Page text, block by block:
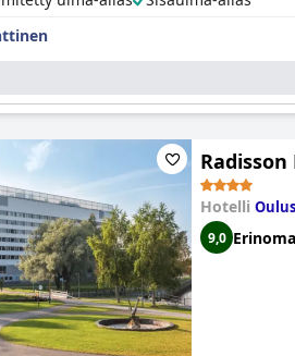
Hotelli
9,0